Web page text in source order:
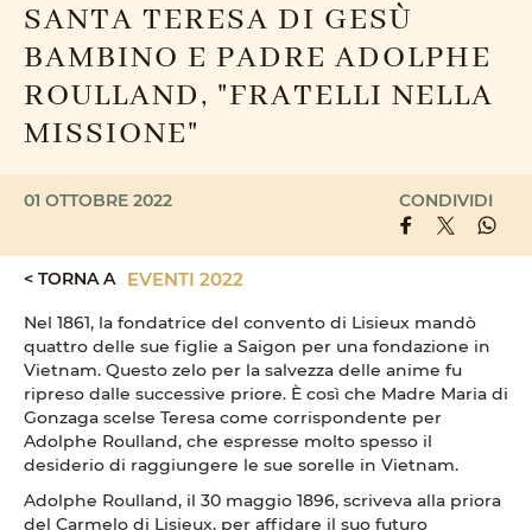
SANTA TERESA DI GESÙ
BAMBINO E PADRE ADOLPHE
ROULLAND, "FRATELLI NELLA
MISSIONE"
01 OTTOBRE 2022 CONDIVIDI
< TORNA A EVENTI 2022
Nel 1861, la fondatrice del convento di Lisieux mandò
quattro delle sue figlie a Saigon per una fondazione in
Vietnam. Questo zelo per la salvezza delle anime fu
ripreso dalle successive priore. È così che Madre Maria di
Gonzaga scelse Teresa come corrispondente per
Adolphe Roulland, che espresse molto spesso il
desiderio di raggiungere le sue sorelle in Vietnam.
Adolphe Roulland, il 30 maggio 1896, scriveva alla priora
del Carmelo di Lisieux, per affidare il suo futuro